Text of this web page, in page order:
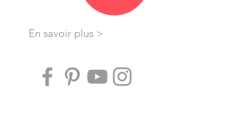
En savoir plus >